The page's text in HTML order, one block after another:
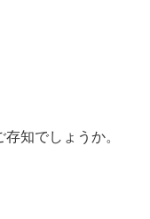
知でしょうか。